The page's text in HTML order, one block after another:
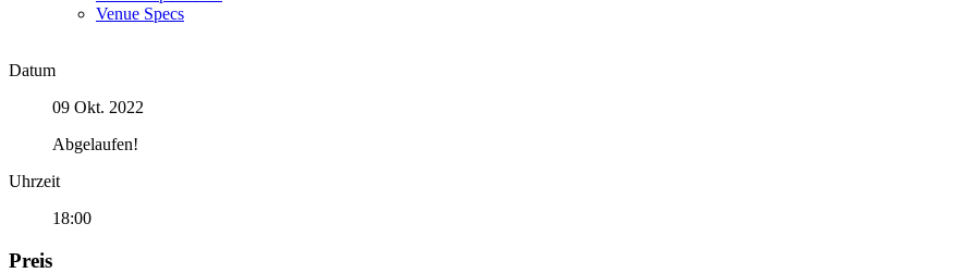
Venue Specs
Datum
09 Okt. 2022
Abgelaufen!
Uhrzeit
18:00
Preis